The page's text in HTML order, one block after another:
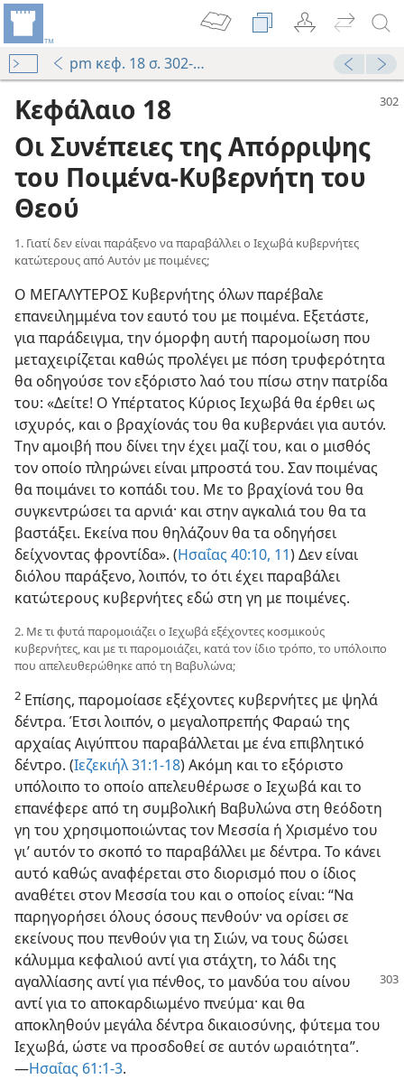
pm κεφ. 18 σ. 302-328
Κεφάλαιο 18
Οι Συνέπειες της Απόρριψης
του Ποιμένα⁠-⁠Κυβερνήτη του
Θεού
1. Γιατί δεν είναι παράξενο να παραβάλλει ο Ιεχωβά κυβερνήτες
κατώτερους από Αυτόν με ποιμένες;
Ο ΜΕΓΑΛΥΤΕΡΟΣ Κυβερνήτης όλων παρέβαλε
επανειλημμένα τον εαυτό του με ποιμένα. Εξετάστε,
για παράδειγμα, την όμορφη αυτή παρομοίωση που
μεταχειρίζεται καθώς προλέγει με πόση τρυφερότητα
θα οδηγούσε τον εξόριστο λαό του πίσω στην πατρίδα
του: «Δείτε! Ο Υπέρτατος Κύριος Ιεχωβά θα έρθει ως
ισχυρός, και ο βραχίονάς του θα κυβερνάει για αυτόν.
Την αμοιβή που δίνει την έχει μαζί του, και ο μισθός
τον οποίο πληρώνει είναι μπροστά του. Σαν ποιμένας
θα ποιμάνει το κοπάδι του. Με το βραχίονά του θα
συγκεντρώσει τα αρνιά· και στην αγκαλιά του θα τα
βαστάξει. Εκείνα που θηλάζουν θα τα οδηγήσει
δείχνοντας φροντίδα». (Ησαΐας 40:​10, 11) Δεν είναι
διόλου παράξενο, λοιπόν, το ότι έχει παραβάλει
κατώτερους κυβερνήτες εδώ στη γη με ποιμένες.
2. Με τι φυτά παρομοιάζει ο Ιεχωβά εξέχοντες κοσμικούς
κυβερνήτες, και με τι παρομοιάζει, κατά τον ίδιο τρόπο, το υπόλοιπο
που απελευθερώθηκε από τη Βαβυλώνα;
2 Επίσης, παρομοίασε εξέχοντες κυβερνήτες με ψηλά
δέντρα. Έτσι λοιπόν, ο μεγαλοπρεπής Φαραώ της
αρχαίας Αιγύπτου παραβάλλεται με ένα επιβλητικό
δέντρο. (Ιεζεκιήλ 31:​1⁠-⁠18) Ακόμη και το εξόριστο
υπόλοιπο το οποίο απελευθέρωσε ο Ιεχωβά και το
επανέφερε από τη συμβολική Βαβυλώνα στη θεόδοτη
γη του χρησιμοποιώντας τον Μεσσία ή Χρισμένο του
γι’ αυτόν το σκοπό το παραβάλλει με δέντρα. Το κάνει
αυτό καθώς αναφέρεται στο διορισμό που ο ίδιος
αναθέτει στον Μεσσία του και ο οποίος είναι: “Να
παρηγορήσει όλους όσους πενθούν· να ορίσει σε
εκείνους που πενθούν για τη Σιών, να τους δώσει
κάλυμμα κεφαλιού αντί για στάχτη, το λάδι της
αγαλλίασης αντί για πένθος, το μανδύα του αίνου
αντί για το αποκαρδιωμένο πνεύμα· και θα
αποκληθούν μεγάλα δέντρα δικαιοσύνης, φύτεμα του
Ιεχωβά, ώστε να προσδοθεί σε αυτόν ωραιότητα”.​
—⁠Ησαΐας 61:​1⁠-⁠3.